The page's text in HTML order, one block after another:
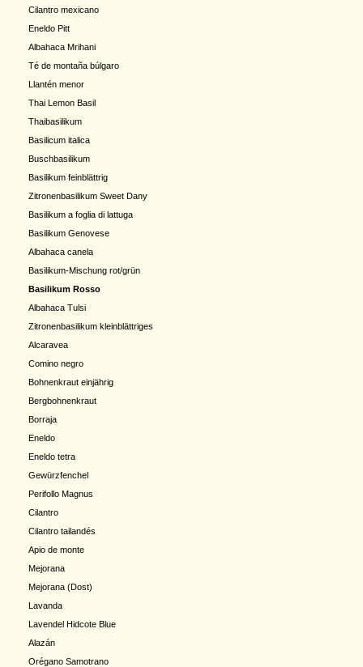
Cilantro mexicano
Eneldo Pitt
Albahaca Mrihani
Té de montaña búlgaro
Llantén menor
Thai Lemon Basil
Thaibasilikum
Basilicum italica
Buschbasilikum
Basilikum feinblättrig
Zitronenbasilikum Sweet Dany
Basilikum a foglia di lattuga
Basilikum Genovese
Albahaca canela
Basilikum-Mischung rot/grün
Basilikum Rosso
Albahaca Tulsi
Zitronenbasilikum kleinblättriges
Alcaravea
Comino negro
Bohnenkraut einjährig
Bergbohnenkraut
Borraja
Eneldo
Eneldo tetra
Gewürzfenchel
Perifollo Magnus
Cilantro
Cilantro tailandés
Apio de monte
Mejorana
Mejorana (Dost)
Lavanda
Lavendel Hidcote Blue
Alazán
Orégano Samotrano